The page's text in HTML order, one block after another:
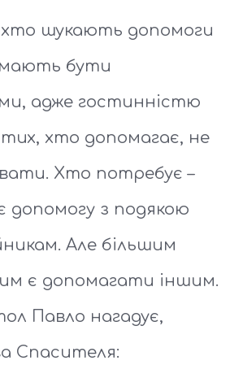
хто шукають допомоги
бути
адже гостинністю
хто допомагає, не
Хто потребує –
допомогу з подякою
Але більшим
є допомагати іншим.
Павло нагадує,
Спасителя: